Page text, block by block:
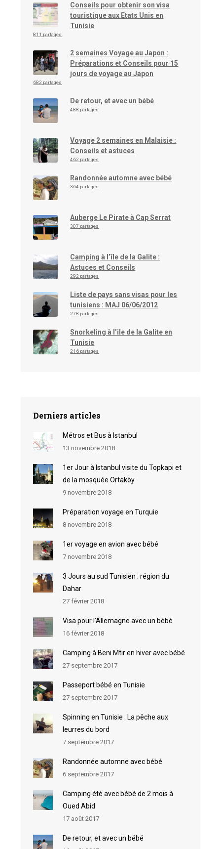
Conseils pour obtenir son visa
touristique aux Etats Unis en
Tunisie
811 partages
2 semaines Voyage au Japon :
Préparations et Conseils pour 15
jours de voyage au Japon
682 partages
De retour, et avec un bébé
488 partages
Voyage 2 semaines en Malaisie :
Conseils et astuces
462 partages
Randonnée automne avec bébé
364 partages
Auberge Le Pirate à Cap Serrat
307 partages
Camping à l’île de la Galite :
Astuces et Conseils
292 partages
Liste de pays sans visas pour les
tunisiens : MAJ 06/06/2012
278 partages
Snorkeling à l’ile de la Galite en
Tunisie
216 partages
Derniers articles
Métros et Bus à Istanbul
13 novembre 2018
1er Jour à Istanbul visite du Topkapi et
de la mosquée Ortaköy
9 novembre 2018
Préparation voyage en Turquie
8 novembre 2018
1er voyage en avion avec bébé
7 novembre 2018
3 Jours au sud Tunisien : région du
Dahar
27 février 2018
Visa pour l’Allemagne avec un bébé
16 février 2018
Camping à Beni Mtir en hiver avec bébé
27 septembre 2017
Passeport bébé en Tunisie
27 septembre 2017
Spinning en Tunisie : La pêche aux
leurres du bord
7 septembre 2017
Randonnée automne avec bébé
6 septembre 2017
Camping été avec bébé de 2 mois à
Oued Abid
17 août 2017
De retour, et avec un bébé